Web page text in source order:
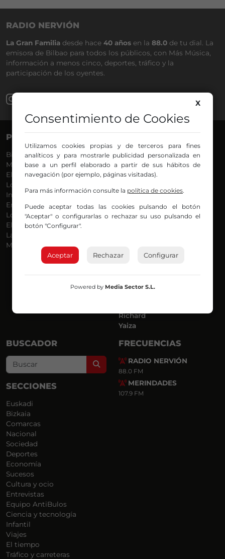
RADIO NERVIÓN
La Gran Familia desde hace 40 años en la 88.0 de tu dial. La
emisora de Bilbao para todos los públicos, con Más Música,
información a menos cinco, deportes, tráfico y la
participación de los oyentes.
PROGRAMAS
Bilbosport
Más Música
El Madrugador
Lo Más Nuevo
Informativos
En Ruta
Locos por la Música
El Supermadrugador
La Mañana de Radio Nervión
Más Madrugada
Agurtzane
Belén Ollero
Dani
Eva Argote
Endika
Iker
José Ignacio
Luis Carlos
Mar y Cielo
Richard
Yaiza
BUSCADOR
Search
SECCIONES
Euskadi
Bizkaia
Comarcas
Nacional
Sociedad
Deportes
Economía
Sucesos
Cultura y ocio
Entrevistas
Equipo AntiBulos
Ciencia y tecnología
Infantil
Viajes
El tiempo
Tráfico y carreteras
FRECUENCIAS
RADIO NERVIÓN
88.0 FM
MERINDADES
107.9 FM
X
Consentimiento de Cookies
Utilizamos cookies propias y de terceros para fines
analíticos y para mostrarle publicidad personalizada en
base a un perfil elaborado a partir de sus hábitos de
navegación (por ejemplo, páginas visitadas).
Para más información consulte la política de cookies.
Puede aceptar todas las cookies pulsando el botón
"Aceptar" o configurarlas o rechazar su uso pulsando el
botón "Configurar".
Aceptar Rechazar Configurar
Powered by Media Sector S.L.